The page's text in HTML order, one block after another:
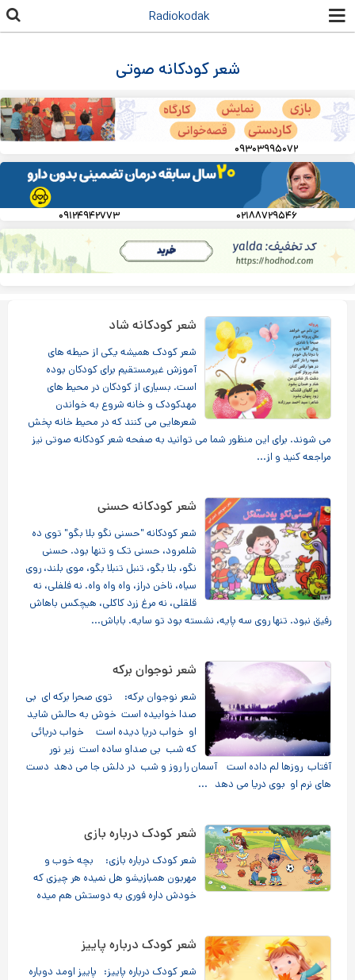
محتوای
Radiokodak
شعر کودکانه صوتی
۰۹۳۰۳۹۹۵۰۷۲
۰۲۱۸۸۷۲۹۵۴۶ ۰۹۱۲۴۹۴۲۷۷۳
شعر کودکانه شاد
شعر کودک همیشه یکی از حیطه های
آموزش غیرمستقیم برای کودکان بوده
است. بسیاری از کودکان در محیط های
مهدکودک و خانه شروع به خواندن
شعرهایی می کنند که در محیط خانه پخش
می شوند. برای این منظور شما می توانید به صفحه شعر کودکانه صوتی نیز
مراجعه کنید و از...
شعر کودکانه حسنی
شعر کودکانه "حسنی نگو بلا بگو" توی ده
شلمرود، حسنی تک و تنها بود. حسنی
نگو، بلا بگو، تنبل تنبلا بگو، موی بلند، روی
سیاه، ناخن دراز، واه واه واه. نه فلفلی، نه
قلقلی، نه مرغ زرد کاکلی، هیچکس باهاش
رفیق نبود. تنها روی سه پایه، نشسته بود تو سایه. باباش...
شعر نوجوان برکه
شعر نوجوان برکه: توی صحرا برکه ای بی
صدا خوابیده است خوش به حالش شاید
او خواب دریا دیده است خواب دریائی
که شب بی صداو ساده است زیر نور
آفتاب روزها لم داده است آسمان را روز و شب در دلش جا می دهد دست
های نرم او بوی دریا می دهد ...
شعر کودک درباره بازی
شعر کودک درباره بازی: بچه خوب و
مهربون همبازیشو هل نمیده هر چیزی که
خودش داره فوری به دوستش هم میده
شعر کودک درباره پاییز
شعر کودک درباره پاییز: پاییز اومد دوباره